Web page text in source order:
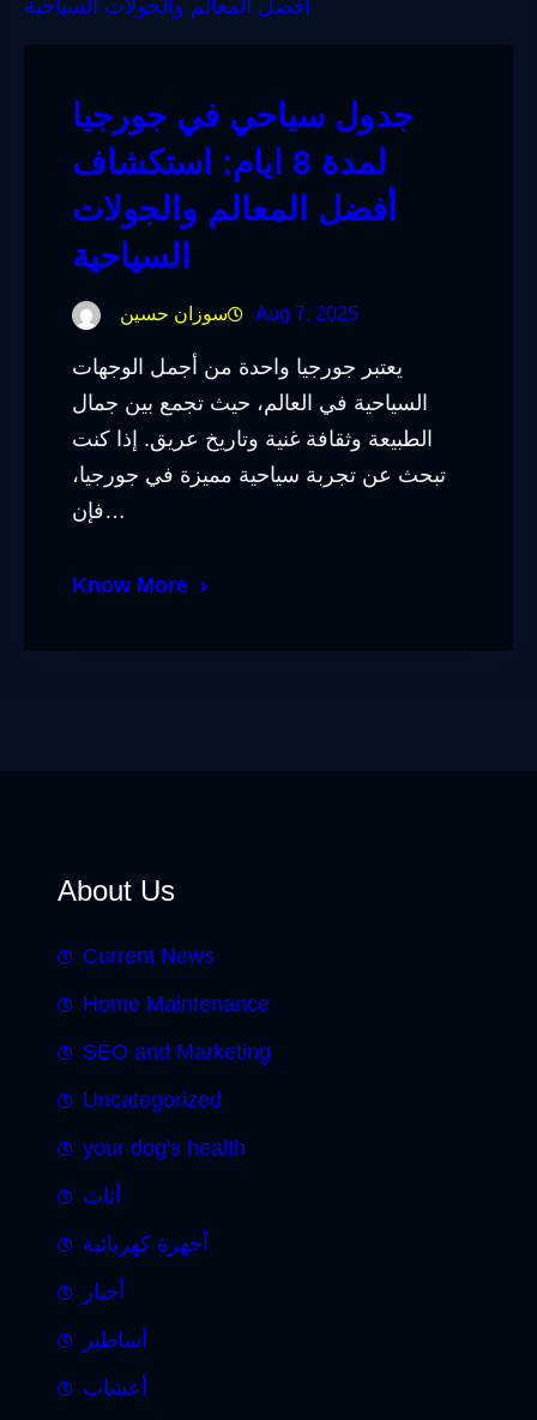
جدول سياحي في جورجيا
لمدة 8 ايام: استكشاف
أفضل المعالم والجولات
السياحية
سوزان حسين Aug 7, 2025
يعتبر جورجيا واحدة من أجمل الوجهات
السياحية في العالم، حيث تجمع بين جمال
الطبيعة وثقافة غنية وتاريخ عريق. إذا كنت
تبحث عن تجربة سياحية مميزة في جورجيا،
فإن…
Know More
About Us
Current News
Home Maintenance
SEO and Marketing
Uncategorized
your dog's health
أثاث
أجهزة كهربائية
أخبار
أساطير
أعشاب